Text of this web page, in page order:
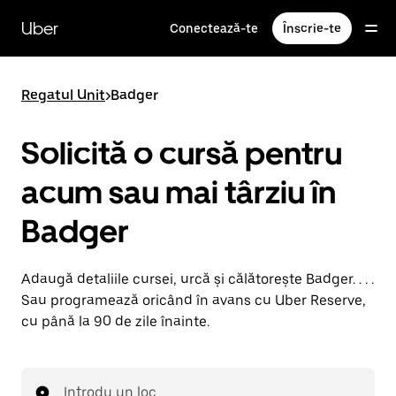
direct
conținutul
principal
Uber Conectează-te Înscrie-te
Regatul Unit>Badger
Solicită o cursă pentru
acum sau mai târziu în
Badger
Adaugă detaliile cursei, urcă și călătorește Badger. . . .
Sau programează oricând în avans cu Uber Reserve,
cu până la 90 de zile înainte.
Introdu un loc